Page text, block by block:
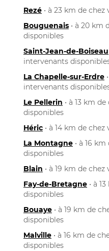
Rezé • à 23 km de
Bouguenais • à 20 km
disponibles
Saint-Jean-de-Boiseau
intervenants
La Chapelle-sur-Erdre
intervenants
Le Pellerin • à 13 km
disponibles
Héric • à 14 km de
La Montagne • à 16
disponibles
Blain • à 19 km de
Fay-de-Bretagne • à
disponibles
Bouaye • à 19 km de
disponibles
Malville • à 16 km de
disponibles